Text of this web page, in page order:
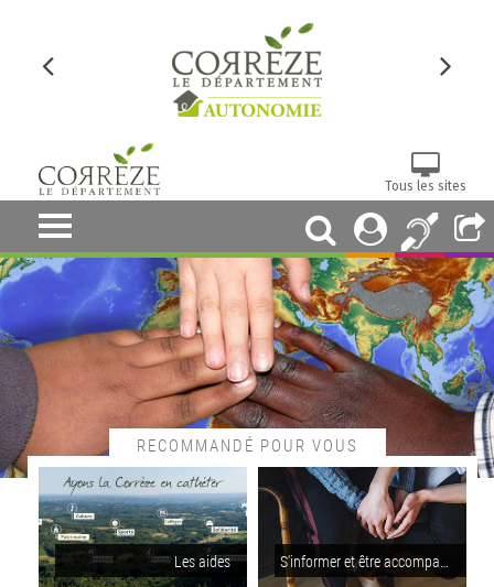
Tous les sites
RECOMMANDÉ POUR VOUS
Les aides S'informer et être accompagné pour les personnes en situation de handicap